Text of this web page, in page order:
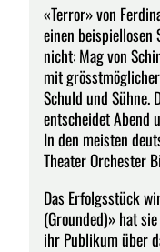
«Terror» von
einen beispiellosen
nicht: Mag von
mit
Schuld und Sühne.
entscheidet Abend
In den meisten
Theater Orchester
Das Erfolgsstück
(Grounded)» hat
ihr Publikum über